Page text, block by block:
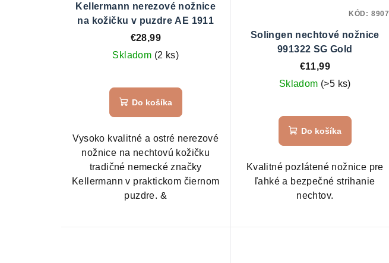
Kellermann nerezové nožnice
na kožičku v puzdre AE 1911
€28,99
Skladom (2 ks)
Do košíka
Vysoko kvalitné a ostré nerezové
nožnice na nechtovú kožičku
tradičné nemecké značky
Kellermann v praktickom čiernom
puzdre. &
Solingen nechtové nožnice
991322 SG Gold
€11,99
Skladom (>5 ks)
hodnotenie
produktu
je
5,0
z
5
Do košíka
Kvalitné pozlátené nožnice pre
ľahké a bezpečné strihanie
nechtov.
KÓD: 8907